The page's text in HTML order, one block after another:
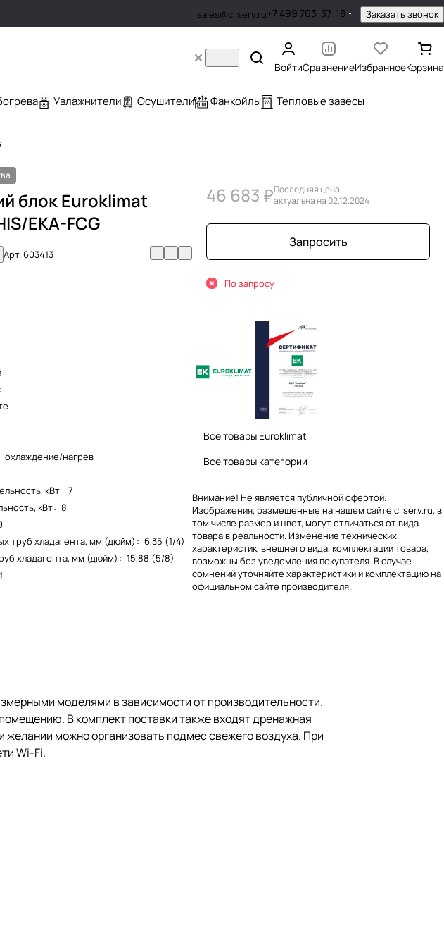
sales@cliserv.ru+7 499 703-37-18 Заказать звонок
ВойтиСравнениеИзбранноеКорзина
Увлажнители Осушители Фанкойлы Тепловые завесы
блок Euroklimat
EKA-FCG
Арт.603413
охлаждение/нагрев
кВт: 7
кВт: 8
труб хладагента, мм (дюйм) : 6,35 (1/4)
хладагента, мм (дюйм) : 15,88 (5/8)
46 683 ₽Последняя цена
актуальна на 02.12.2024
Запросить
По запросу
Все товары Euroklimat
Все товары категории
Внимание! Не является публичной офертой.
Изображения, размещенные на нашем сайте cliserv.ru, в
том числе размер и цвет, могут отличаться от вида
товара в реальности. Изменение технических
характеристик, внешнего вида, комплектации товара,
возможны без уведомления покупателя. В случае
сомнений уточняйте характеристики и комплектацию на
официальном сайте производителя.
моделями в зависимости от производительности.
В комплект поставки также входят дренажная
можно организовать подмес свежего воздуха. При
Wi-Fi.